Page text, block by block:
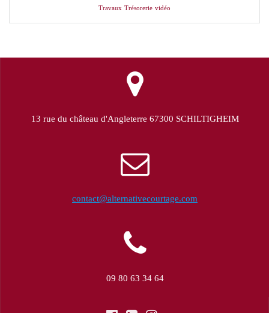
Travaux Trésorerie vidéo
13 rue du château d'Angleterre 67300 SCHILTIGHEIM
contact@alternativecourtage.com
09 80 63 34 64